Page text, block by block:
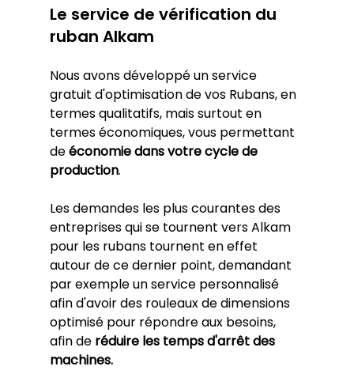
Le service de vérification du
ruban Alkam
Nous avons développé un service
gratuit d'optimisation de vos Rubans, en
termes qualitatifs, mais surtout en
termes économiques, vous permettant
de économie dans votre cycle de
production.
Les demandes les plus courantes des
entreprises qui se tournent vers Alkam
pour les rubans tournent en effet
autour de ce dernier point, demandant
par exemple un service personnalisé
afin d'avoir des rouleaux de dimensions
optimisé pour répondre aux besoins,
afin de réduire les temps d'arrêt des
machines.